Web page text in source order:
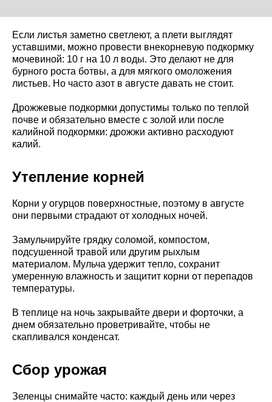
Если листья заметно светлеют, а плети выглядят
уставшими, можно провести внекорневую подкормку
мочевиной: 10 г на 10 л воды. Это делают не для
бурного роста ботвы, а для мягкого омоложения
листьев. Но часто азот в августе давать не стоит.
Дрожжевые подкормки допустимы только по теплой
почве и обязательно вместе с золой или после
калийной подкормки: дрожжи активно расходуют
калий.
Утепление корней
Корни у огурцов поверхностные, поэтому в августе
они первыми страдают от холодных ночей.
Замульчируйте грядку соломой, компостом,
подсушенной травой или другим рыхлым
материалом. Мульча удержит тепло, сохранит
умеренную влажность и защитит корни от перепадов
температуры.
В теплице на ночь закрывайте двери и форточки, а
днем обязательно проветривайте, чтобы не
скапливался конденсат.
Сбор урожая
Зеленцы снимайте часто: каждый день или через